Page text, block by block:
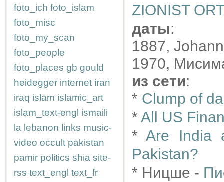
foto_ich foto_islam
foto_misc
foto_my_scan
foto_people
foto_places gb gould
heidegger internet iran
iraq islam islamic_art
islam_text-engl ismaili
la lebanon links music-
video occult pakistan
pamir politics shia site-
rss text_engl text_fr
ZIONIST
даты:
1887,
1970,
из сети:
* Clump of
* All US
*Are India
Pakistan?
* Ницше -